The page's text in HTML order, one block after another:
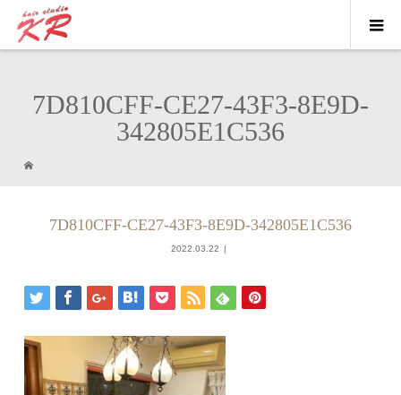
7D810CFF-CE27-43F3-8E9D-
342805E1C536
7D810CFF-CE27-43F3-8E9D-342805E1C536
2022.03.22